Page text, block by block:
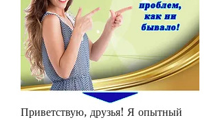
Приветствую, друзья! Я опытный